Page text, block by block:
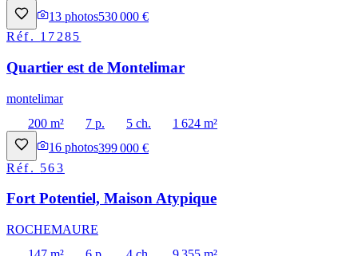
13 photos530 000 €
Réf. 17285
Quartier est de Montelimar
montelimar
200 m²
7 p. 5 ch.
1 624 m²
16 photos399 000 €
Réf. 563
Fort Potentiel, Maison Atypique
ROCHEMAURE